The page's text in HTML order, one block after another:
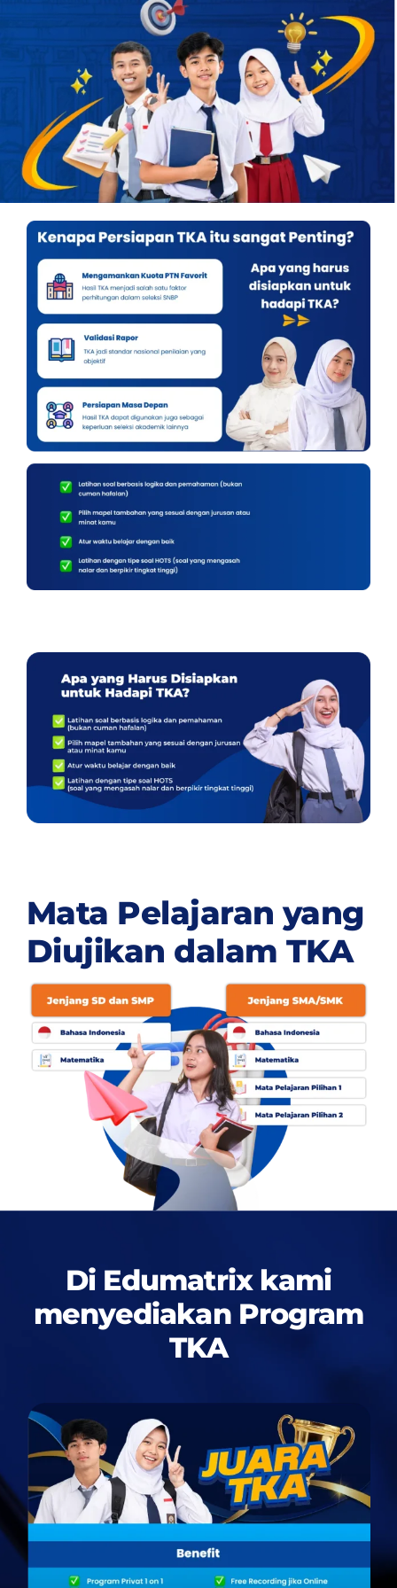
Mata Pelajaran yang
Diujikan dalam TKA
Di Edumatrix kami
menyediakan Program
TKA